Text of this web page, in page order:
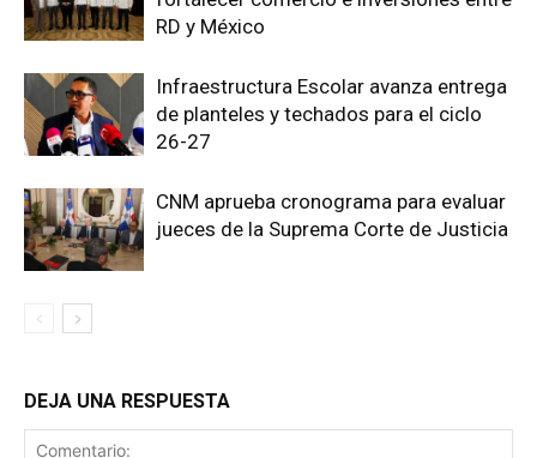
RD y México
Infraestructura Escolar avanza entrega
de planteles y techados para el ciclo
26-27
CNM aprueba cronograma para evaluar
jueces de la Suprema Corte de Justicia
DEJA UNA RESPUESTA